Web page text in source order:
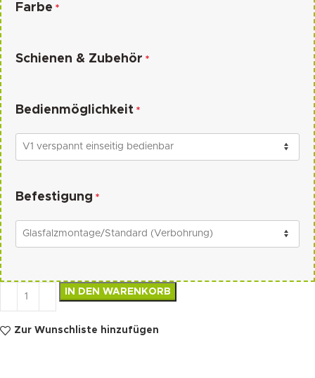
Farbe *
Schienen & Zubehör *
Bedienmöglichkeit *
Befestigung *
IN DEN WARENKORB
Zur Wunschliste hinzufügen